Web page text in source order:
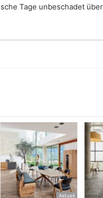
Tage unbeschadet
Aktuell